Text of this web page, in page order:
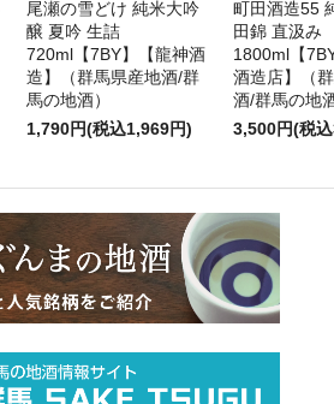
尾瀬の雪どけ 純米大吟
醸 夏吟 生詰
720ml【7BY】【龍神酒
造】（群馬県産地酒/群
馬の地酒）
1,790円(税込1,969円)
町田酒造55
田錦 直汲み
1800ml【
酒造店】（
酒/群馬の地
3,500円(税